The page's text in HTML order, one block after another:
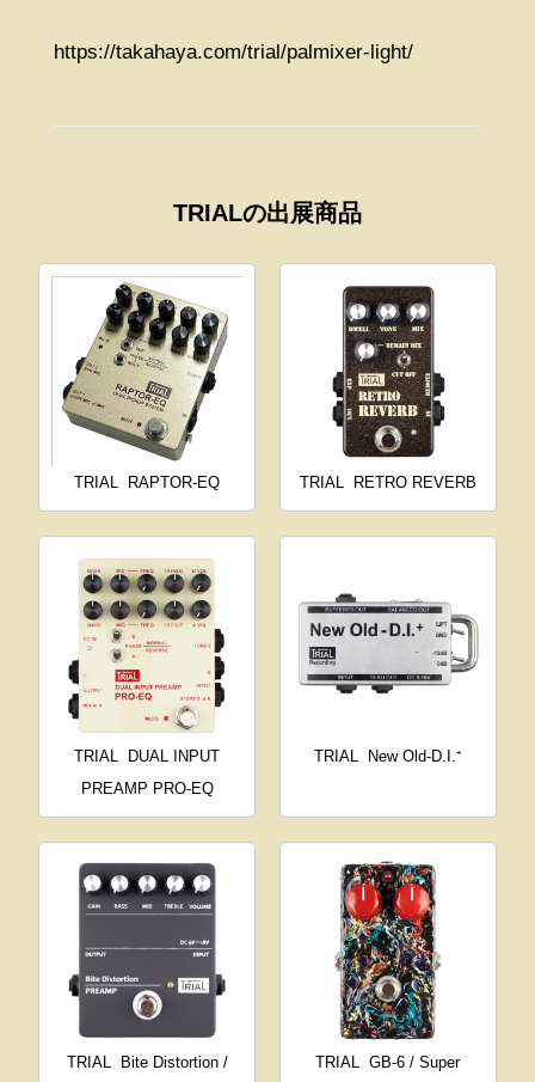
https://takahaya.com/trial/palmixer-light/
TRIALの出展商品
TRIAL RAPTOR-EQ TRIAL RETRO REVERB
TRIAL
DUAL INPUT
PREAMP PRO-EQ
TRIAL New Old-D.I.⁺
TRIAL Bite Distortion / TRIAL GB-6 / Super